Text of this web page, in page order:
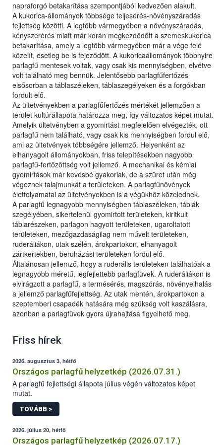
napraforgó betakarítása szempontjából kedvezően alakult.
A kukorica-állományok többsége teljesérés-növényszáradás
fejlettség közötti. A legtöbb vármegyében a növényszáradás,
kényszerérés miatt már korán megkezdődött a szemeskukorica
betakarítása, amely a legtöbb vármegyében már a vége felé
közelít, esetleg be is fejeződött. A kukoricaállományok többnyire
parlagfű mentesek voltak, vagy csak kis mennyiségben, elvétve
volt található meg bennük. Jelentősebb parlagfűfertőzés
elsősorban a táblaszéleken, táblaszegélyeken és a forgókban
fordult elő.
Az ültetvényekben a parlagfűfertőzés mértékét jellemzően a
terület kultúrállapota határozza meg, így változatos képet mutat.
Amelyik ültetvényben a gyomirtást megfelelően elvégezték, ott
parlagfű nem található, vagy csak kis mennyiségben fordul elő,
ami az ültetvények többségére jellemző. Helyenként az
elhanyagolt állományokban, friss telepítésekben nagyobb
parlagfű-fertőzöttség volt jellemző. A mechanikai és kémiai
gyomirtások már kevésbé gyakoriak, de a szüret után még
végeznek talajmunkát a területeken. A parlagfűnövények
életfolyamatai az ültetvényekben is a végükhöz közelednek.
A parlagfű legnagyobb mennyiségben táblaszéleken, táblák
szegélyében, sikertelenül gyomirtott területeken, kiritkult
táblarészeken, parlagon hagyott területeken, ugaroltatott
területeken, mezőgazdaságilag nem művelt területeken,
ruderáliákon, utak szélén, árokpartokon, elhanyagolt
zártkertekben, beruházási területeken fordul elő.
Általánosan jellemző, hogy a ruderális területeken találhatóak a
legnagyobb méretű, legfejlettebb parlagfüvek. A ruderáliákon is
elvirágzott a parlagfű, a termésérés, magszórás, növényelhalás
a jellemző parlagfűfejlettség. Az utak mentén, árokpartokon a
szeptemberi csapadék hatására még szükség volt kaszálásra,
azonban a parlagfüvek gyors újrahajtása figyelhető meg.
Friss hírek
2026. augusztus 3, hétfő
Országos parlagfű helyzetkép (2026.07.31.)
A parlagfű fejlettségi állapota július végén változatos képet
mutat.
TOVÁBB >
2026. július 20, hétfő
Országos parlagfű helyzetkép (2026.07.17.)